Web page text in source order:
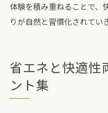
体験を積み重ねることで、
りが自然と習慣化されてい
省エネと快適性
ント集